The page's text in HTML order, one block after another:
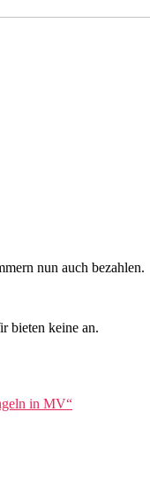
nun auch bezahlen.
bieten keine an.
in MV“